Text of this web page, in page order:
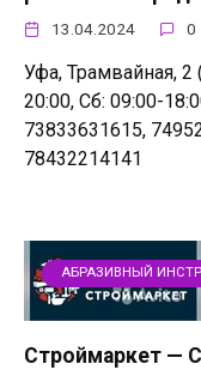
13.04.2024 0
Уфа, Трамвайная, 2
20:00, Сб: 09:00-
73833631615,
78432214141
АБРАЗИВНЫЙ
Строймаркет —